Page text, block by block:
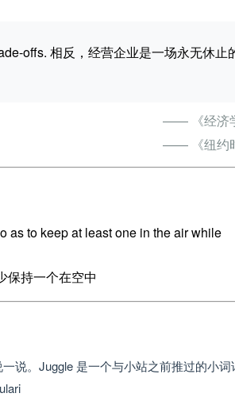
offs. 相反，经营企业是一场永无休止
—— 《经济
—— 《纽约
as to keep at least one in the air while
保持一个在空中
说。Juggle 是一个与小站之前推过的小词